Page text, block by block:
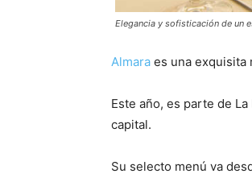
Elegancia y sofisticación de un
Almara es una exquisita
Este año, es parte de
capital.
Su selecto menú va